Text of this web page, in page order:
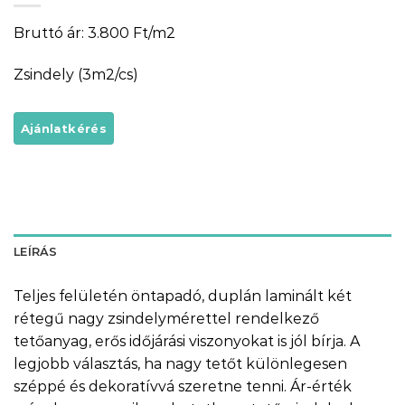
Bruttó ár: 3.800 Ft/m2
Zsindely (3m2/cs)
LEÍRÁS
Teljes felületén öntapadó, duplán laminált két
rétegű nagy zsindelymérettel rendelkező
tetőanyag, erős időjárási viszonyokat is jól bírja. A
legjobb választás, ha nagy tetőt különlegesen
széppé és dekoratívvá szeretne tenni. Ár-érték